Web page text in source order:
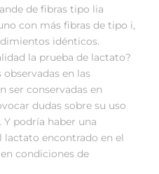
de fibras tipo lia
con más fibras de tipo i,
idénticos.
la prueba de lactato?
en las
ser conservadas en
dudas sobre su uso
. Y podría haber una
lactato encontrado en el
condiciones de